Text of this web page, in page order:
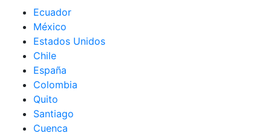
Ecuador
México
Estados Unidos
Chile
España
Colombia
Quito
Santiago
Cuenca